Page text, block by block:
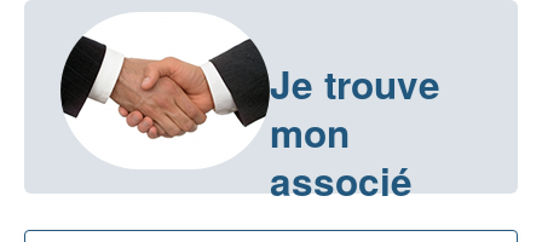
Je trouve
mon
associé